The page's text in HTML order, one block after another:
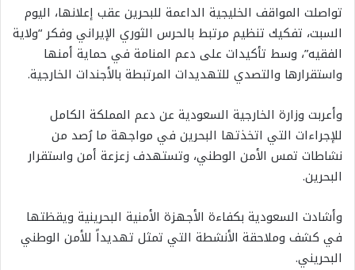
تواصلت المواقف الخليجية الداعمة للبحرين عقب إعلانها، اليوم
السبت، تفكيك تنظيم مرتبط بالحرس الثوري الإيراني وفكر “ولاية
الفقيه”، وسط تأكيدات على دعم المنامة في حماية أمنها
واستقرارها والتصدي للتهديدات المرتبطة بالأجندات الخارجية.
وأعربت وزارة الخارجية السعودية عن دعم المملكة الكامل
للإجراءات التي اتخذتها البحرين في مواجهة ما رُصد من
نشاطات تمس الأمن الوطني، وتستهدف زعزعة أمن واستقرار
البحرين.
وأشادت السعودية بكفاءة الأجهزة الأمنية البحرينية ويقظتها
في كشف وملاحقة الأنشطة التي تمثل تهديداً للأمن الوطني
البحريني.